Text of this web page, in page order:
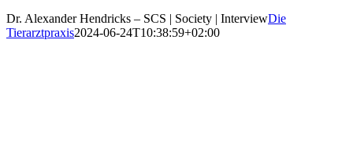
Dr. Alexander Hendricks – SCS | Society | InterviewDie
Tierarztpraxis2024-06-24T10:38:59+02:00